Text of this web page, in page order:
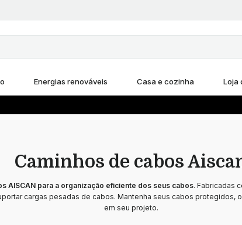
Energias renováveis Casa e cozinha Loja
Caminhos de cabos
AISCAN para a organização eficiente dos seus cabos. Fabricadas
cargas pesadas de cabos. Mantenha seus cabos protegidos,
em seu projeto.